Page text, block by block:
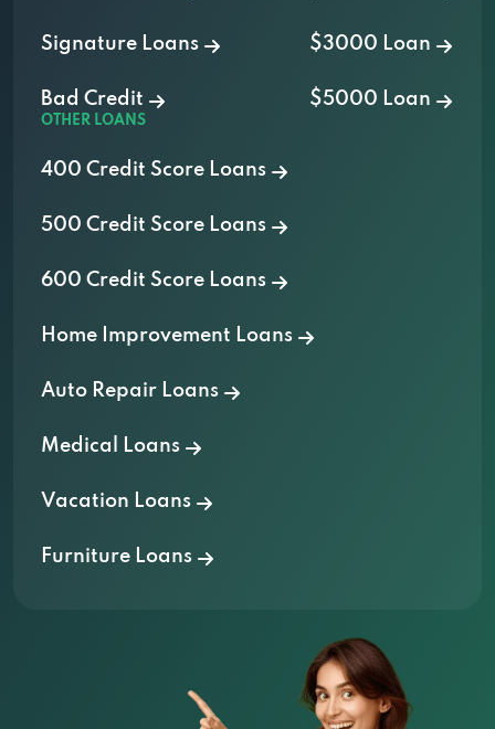
3326 Washington Ave, Racine, WI 53405
2228 Humes Rd # 2, Janesville, WI 53545
2925 E Washington Ave, Madison, WI
53223
USA Payday Loan
Signature Loans
Bad Credit
$3000 Loan
$5000 Loan
OTHER LOANS
400 Credit Score Loans
500 Credit Score Loans
600 Credit Score Loans
Home Improvement Loans
Auto Repair Loans
Medical Loans
Vacation Loans
Furniture Loans